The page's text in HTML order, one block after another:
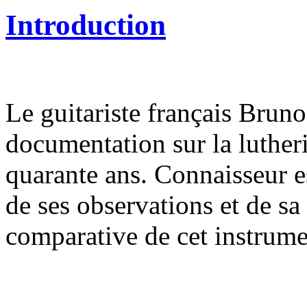
Introduction
Le guitariste français
documentation sur la
quarante ans. Connaisseur
de ses observations et de
comparative de cet